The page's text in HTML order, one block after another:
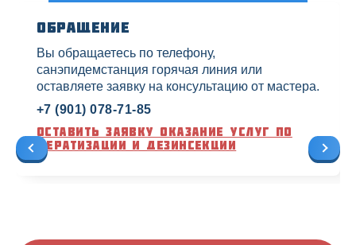
Обращение
Вы обращаетесь по телефону,
санэпидемстанция горячая линия или
оставляете заявку на консультацию от мастера.
+7 (901) 078-71-85
Оставить заявку оказание услуг по
дератизации и дезинсекции